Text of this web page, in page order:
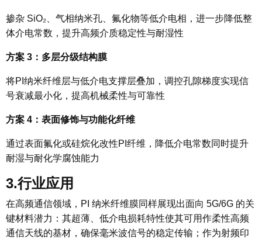
掺杂 SiO₂、气相纳米孔、氟化物等低介电相，进一步降低整
体介电常数，提升高频介质稳定性与耐湿性
方案 3：多层分级结构膜
将PI纳米纤维层与低介电支撑层叠加，调控孔隙梯度实现信
号衰减最小化，提高机械柔性与可靠性
方案 4：表面修饰与功能化纤维
通过表面氟化或硅烷化改性PI纤维，降低介电常数同时提升
耐湿与耐化学腐蚀能力
3.行业应用
在高频通信领域，PI 纳米纤维膜同样展现出面向 5G/6G 的关
键材料潜力：其超薄、低介电损耗特性使其可用作柔性高频
通信天线的基材，确保毫米波信号的稳定传输；作为射频印